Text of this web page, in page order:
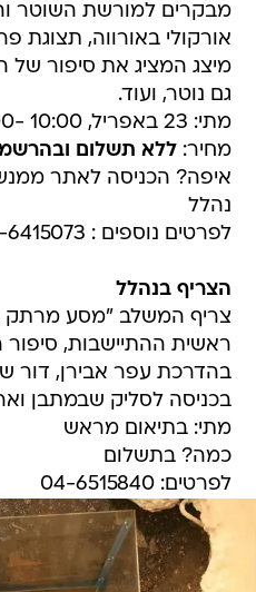
מבקרים למורשת השוטר
אורקולי באורווה, תצוגת
מיצג המציג את סיפור של
גם נוטר, ועוד.
מתי: 23 באפריל, 10:00 -13:00
מחיר:ללא תשלום
איפה? הכניסה לאתר
נהלל
לפרטים נוספים : 04-6415073
הצריף בנהלל
צריף המשלב "מסע מרתק
ראשית ההתיישבות, סיפור
בהדרכת עפר אבירן, דור
בכניסה לסליק שבמתבן
מתי: בתיאום מראש
כמה? בתשלום
לפרטים: 04-6515840